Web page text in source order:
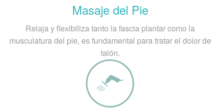
Masaje del Pie
Relaja y flexibiliza tanto la fascia plantar como la
musculatura del pie, es fundamental para tratar el dolor de
talón.